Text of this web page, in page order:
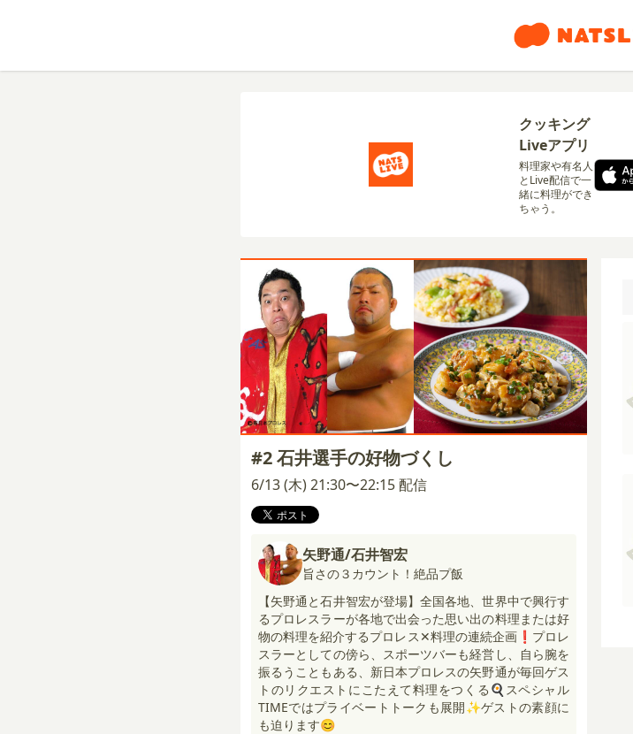
クッキング
Liveアプリ
料理家や有名人
とLive配信で一
緒に料理ができ
ちゃう。
#2 石井選手の好物づくし
6/13 (木) 21:30〜22:15 配信
矢野通/石井智宏
旨さの３カウント！絶品プ飯
【矢野通と石井智宏が登場】全国各地、世界中で興行す
るプロレスラーが各地で出会った思い出の料理または好
物の料理を紹介するプロレス✕料理の連続企画❗プロレ
スラーとしての傍ら、スポーツバーも経営し、自ら腕を
振るうこともある、新日本プロレスの矢野通が毎回ゲス
トのリクエストにこたえて料理をつくる🍳スペシャル
TIMEではプライベートトークも展開✨ゲストの素顔に
も迫ります😊